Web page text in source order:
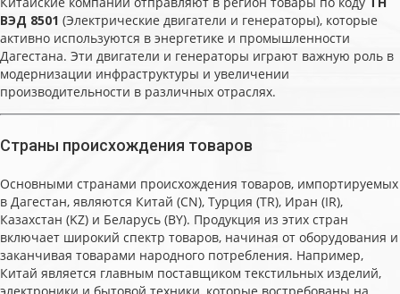
ВЭД 8501 (Электрические двигатели и генераторы), которые
активно используются в энергетике и промышленности
Дагестана. Эти двигатели и генераторы играют важную роль в
модернизации инфраструктуры и увеличении
производительности в различных отраслях.
Страны происхождения товаров
Основными странами происхождения товаров, импортируемых
в Дагестан, являются Китай (CN), Турция (TR), Иран (IR),
Казахстан (KZ) и Беларусь (BY). Продукция из этих стран
включает широкий спектр товаров, начиная от оборудования и
заканчивая товарами народного потребления. Например,
Китай является главным поставщиком текстильных изделий,